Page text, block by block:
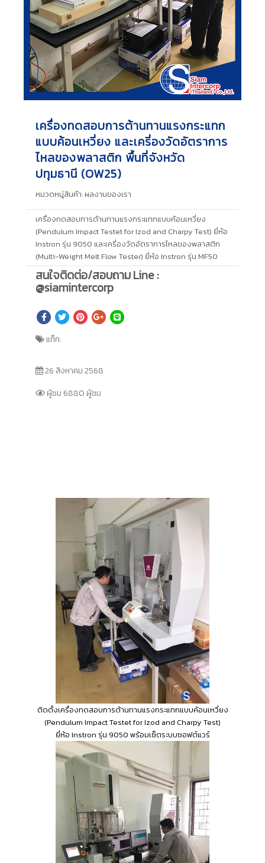
เครื่องทดสอบการต้านทานแรงกระแทก
แบบค้อนเหวี่ยง และเครี่องวัดอัตราการ
ไหลของพลาสติก พื้นที่จังหวัด
ปทุมธานี (OW25)
หมวดหมู่สินค้า: ผลงานของเรา
เครื่องทดสอบการต้านทานแรงกระแทกแบบค้อนเหวี่ยง
(Pendulum Impact Testet for Izod and Charpy Test) ยี่ห้อ
Instron รุ่น 9050 และเครี่องวัดอัตราการไหลของพลาสติก
(Multi-Weight Melt Flow Tester) ยี่ห้อ Instron รุ่น MF50
สนใจติดต่อ/สอบถาม Line :
@siamintercorp
แท็ก:
26 สิงหาคม 2568
ผู้ชม 6880 ผู้ชม
ติดตั้งเครื่องทดสอบการต้านทานแรงกระแทกแบบค้อนเหวี่ยง
(Pendulum Impact Testet for Izod and Charpy Test)
ยี่ห้อ Instron รุ่น 9050 พร้อมเซ็ตระบบซอฟต์แวร์